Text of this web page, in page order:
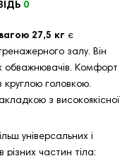
0
27,5 кг є
залу. Він
обважнювачів. Комфорт
круглою головкою.
з високоякісної
універсальних і
різних частин тіла: